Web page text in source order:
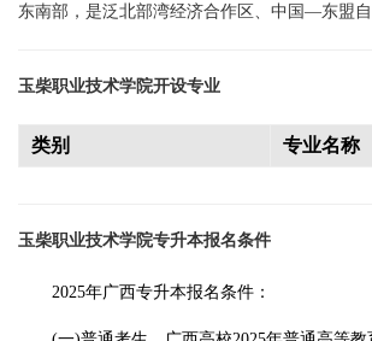
东南部，是泛北部湾经济合作区、中国—东盟自
玉柴职业技术学院开设专业
类别 专业名称
玉柴职业技术学院专升本报名条件
2025年广西专升本报名条件：